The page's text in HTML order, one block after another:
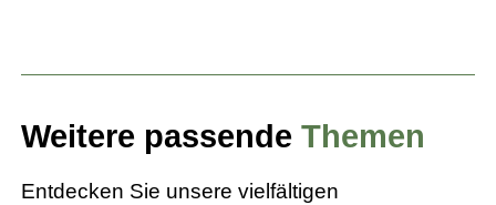
Weitere passende Themen
Entdecken Sie unsere vielfältigen